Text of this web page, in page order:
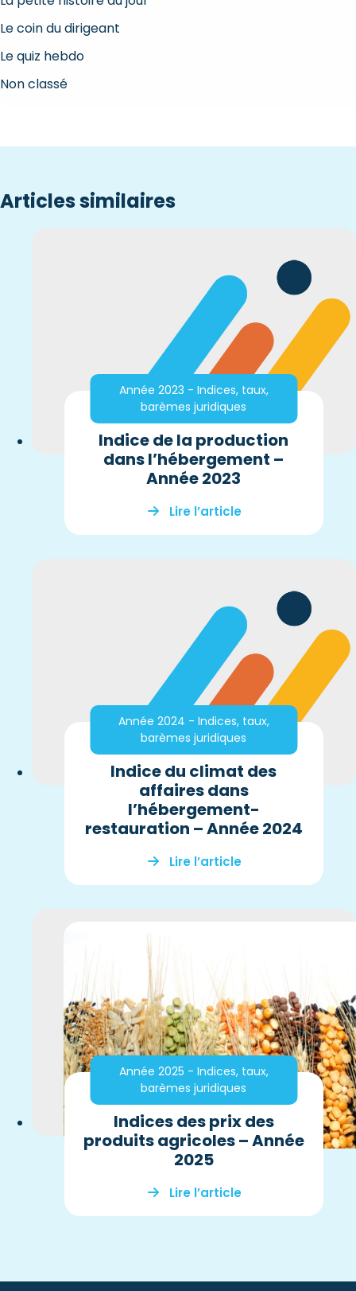
Le coin du dirigeant
Le quiz hebdo
Non classé
Articles similaires
Année 2023 - Indices, taux,
barèmes juridiques
Indice de la production
dans l’hébergement –
Année 2023
Lire l’article
Année 2024 - Indices, taux,
barèmes juridiques
Indice du climat des
affaires dans
l’hébergement-
restauration – Année 2024
Lire l’article
Année 2025 - Indices, taux,
barèmes juridiques
Indices des prix des
produits agricoles – Année
2025
Lire l’article